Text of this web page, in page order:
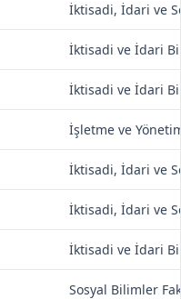
İktisadi, İdari ve
İktisadi ve İdari
İktisadi ve İdari
İşletme ve
İktisadi, İdari ve
İktisadi, İdari ve
İktisadi ve İdari
Sosyal Bilimler